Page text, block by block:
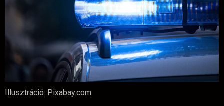
Illusztráció: Pixabay.com